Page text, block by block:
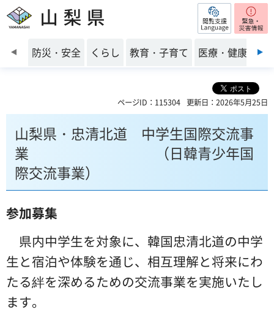
山梨県 閲覧支援
前のスライドを表示
防災・安全 くらし 教育・子育て 医療・健康・福
ページID：115304 更新日：2026年5月25日
山梨県・忠清北道 中学生国際交流事
業 （日韓青少年国
際交流事業）
参加募集
県内中学生を対象に、韓国忠清北道の中学
生と宿泊や体験を通じ、相互理解と将来にわ
たる絆を深めるための交流事業を実施いたし
ます。